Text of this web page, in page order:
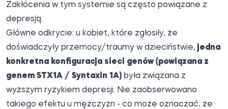
Zakłócenia w tym systemie są często powiązane z
depresją.
Główne odkrycie: u kobiet, które zgłosiły, że
doświadczyły przemocy/traumy w dzieciństwie, jedna
konkretna konfiguracja sieci genów (powiązana z
genem STX1A / Syntaxin 1A) była związana z
wyższym ryzykiem depresji. Nie zaobserwowano
takiego efektu u mężczyzn - co może oznaczać, że